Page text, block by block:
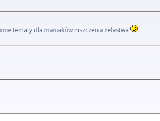
tematy dla maniaków niszczenia żelastwa